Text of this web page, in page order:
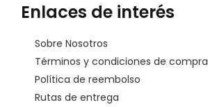
Enlaces de interés
Sobre Nosotros
Términos y condiciones de compra
Política de reembolso
Rutas de entrega